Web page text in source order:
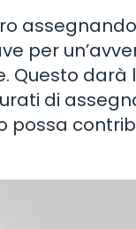
per
Questo
di
possa